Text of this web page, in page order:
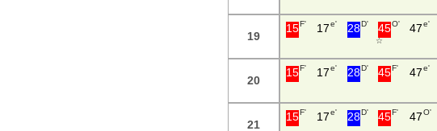
19
15F' 17e' 28D' 45O'
☆
47e'
20
15F' 17e' 28D' 45F' 47e'
21
15F' 17e' 28D' 45F' 47O'